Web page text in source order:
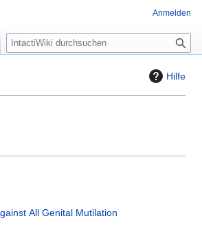
Hilfe
All Genital Mutilation
Anmelden
S
u
e